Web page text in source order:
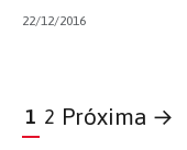
22/12/2016
1 2 Próxima →